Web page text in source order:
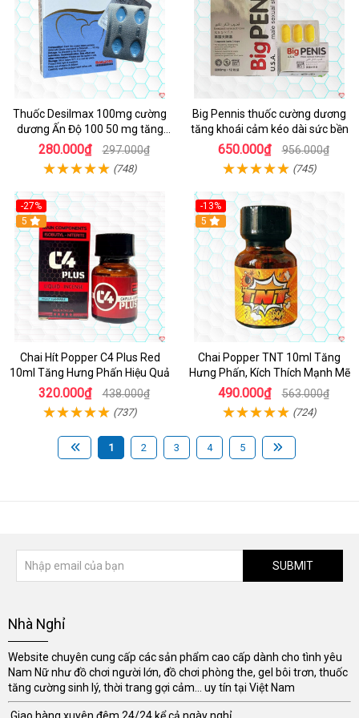
Thuốc Desilmax 100mg cường
dương Ấn Độ 100 50 mg tăng
sinh lý tốt nhất
280.000₫ 297.000₫
(748)
Big Pennis thuốc cường dương
tăng khoái cảm kéo dài sức bền
650.000₫ 956.000₫
(745)
-27%
5
Chai Hít Popper C4 Plus Red
10ml Tăng Hưng Phấn Hiệu Quả
320.000₫ 438.000₫
(737)
-13%
5
Chai Popper TNT 10ml Tăng
Hưng Phấn, Kích Thích Mạnh Mẽ
490.000₫ 563.000₫
(724)
1 2 3 4 5
SUBMIT
Nhà Nghỉ
Website chuyên cung cấp các sản phẩm cao cấp dành cho tình yêu
Nam Nữ như đồ chơi người lớn, đồ chơi phòng the, gel bôi trơn, thuốc
tăng cường sinh lý, thời trang gợi cảm... uy tín tại Việt Nam